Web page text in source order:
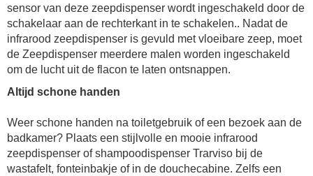
sensor van deze zeepdispenser wordt ingeschakeld door de
schakelaar aan de rechterkant in te schakelen.. Nadat de
infrarood zeepdispenser is gevuld met vloeibare zeep, moet
de Zeepdispenser meerdere malen worden ingeschakeld
om de lucht uit de flacon te laten ontsnappen.
Altijd schone handen
Weer schone handen na toiletgebruik of een bezoek aan de
badkamer? Plaats een stijlvolle en mooie infrarood
zeepdispenser of shampoodispenser Trarviso bij de
wastafelt, fonteinbakje of in de douchecabine. Zelfs een